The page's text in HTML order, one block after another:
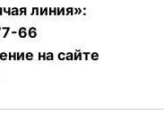
линия»:
66
на сайте